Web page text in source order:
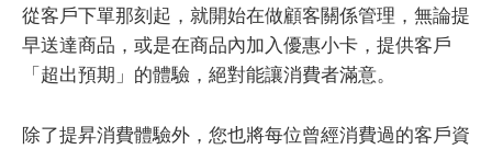
從客戶下單那刻起，就開始在做顧客關係管理，無論提
早送達商品，或是在商品內加入優惠小卡，提供客戶
「超出預期」的體驗，絕對能讓消費者滿意。
除了提昇消費體驗外，您也將每位曾經消費過的客戶資